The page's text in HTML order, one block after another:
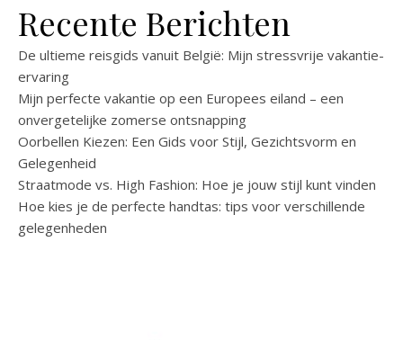
Recente Berichten
De ultieme reisgids vanuit België: Mijn stressvrije vakantie-
ervaring
Mijn perfecte vakantie op een Europees eiland – een
onvergetelijke zomerse ontsnapping
Oorbellen Kiezen: Een Gids voor Stijl, Gezichtsvorm en
Gelegenheid
Straatmode vs. High Fashion: Hoe je jouw stijl kunt vinden
Hoe kies je de perfecte handtas: tips voor verschillende
gelegenheden